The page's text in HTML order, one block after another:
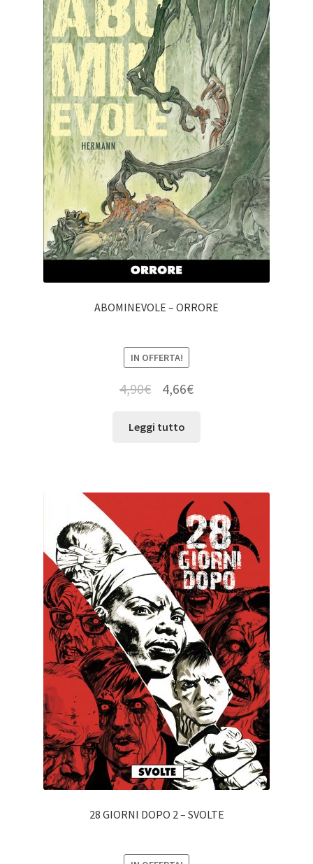
ABOMINEVOLE – ORRORE
IN OFFERTA!
4,90€ 4,66€
Leggi tutto
28 GIORNI DOPO 2 – SVOLTE